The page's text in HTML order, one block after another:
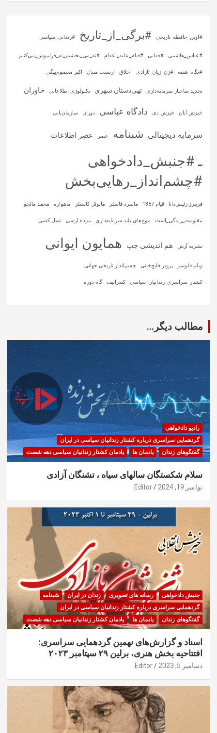
#اوین_حافظه_تاریخی #برگی_از_تاریخ #زندانی_سیاسی
#عباس_هاشمی #فدایی #قیام_علیه_اعدام #نه_می_بخشیم_نه_فراموش_می‌کنیم
#نگاه_هفته #ژن_ژیان_ئازادی اخلاق ارنست مندل اکبر معصوم‌بیگی
تجدید ساختار سرمایه‌داری تهی‌دستان شهری تکنولوژی اطلاعاتی خاوران
خیزش آبان خیزش دی دادگاه عباسی دوران سازمان‌یابی
سرمایه‌ دیجیتالی شبنامه عصر عصر اطلاعات
ـ #جنبش_دادخواهی
#چشم‌انداز_رهایی‌بخش
فریبرز رئیس‌دانا قیام 1357 مانفرد فاسلر مانوئل کاستلز ماهواره‌ محمد مالجو
مقاومت_زندگی_است موج‌های بلند سرمایه‌داری مژده ارسی نسل کشی
نشریه آرش هم اندیشی چپ همایون ایوانی
ویلم فلوسر پرویز قلیچ‌خانی چشم‌انداز تاریخی‌ـ‌جهانی
کشتار_سراسری_زندانیان_سیاسی کندراتیف گاه-دوره
مطالب دیگر...
رادیو دادخواهی
گردهمایی سراسری درباره کشتار زندانیان سیاسی در ایران
گفتگوهای زندان
یادمان ها یادمان کشتار زندانیان سیاسی دهه شصت
سلام شکستگان سالهای سیاه ، تشنگان آزادی
نوامبر 19, 2024 Editor
جنبش دادخواهی رسانه های تصویری زندان در ایران
شبنامه
گردهمایی سراسری درباره کشتار زندانیان سیاسی در ایران
گفتگوهای زندان
یادمان ها یادمان کشتار زندانیان سیاسی دهه شصت
اسناد و گزارش‌های نهمین گردهمایی سراسری:
افتتاحیه بخش هنری، برلین ۲۹ سپتامبر ۲۰۲۳
دسامبر 5, 2023 Editor